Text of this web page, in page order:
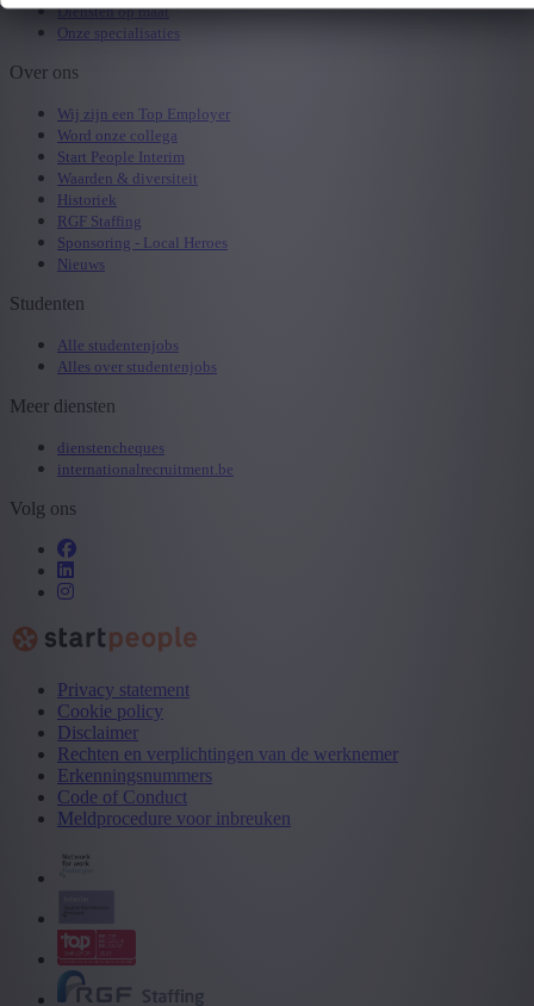
Diensten op maat
Onze specialisaties
Over ons
Wij zijn een Top Employer
Word onze collega
Start People Interim
Waarden & diversiteit
Historiek
RGF Staffing
Sponsoring - Local Heroes
Nieuws
Studenten
Alle studentenjobs
Alles over studentenjobs
Meer diensten
dienstencheques
internationalrecruitment.be
Volg ons
Privacy statement
Cookie policy
Disclaimer
Rechten en verplichtingen van de werknemer
Erkenningsnummers
Code of Conduct
Meldprocedure voor inbreuken